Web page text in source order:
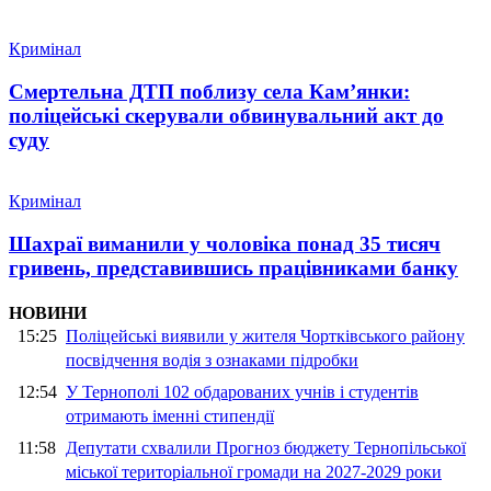
Кримінал
Смертельна ДТП поблизу села Кам’янки:
поліцейські скерували обвинувальний акт до
суду
Кримінал
Шахраї виманили у чоловіка понад 35 тисяч
гривень, представившись працівниками банку
НОВИНИ
15:25 Поліцейські виявили у жителя Чортківського району
посвідчення водія з ознаками підробки
12:54 У Тернополі 102 обдарованих учнів і студентів
отримають іменні стипендії
11:58 Депутати схвалили Прогноз бюджету Тернопільської
міської територіальної громади на 2027-2029 роки